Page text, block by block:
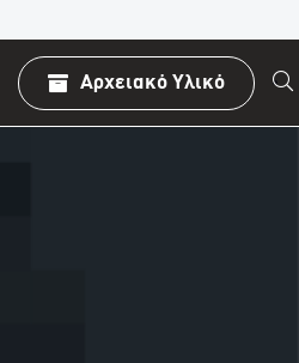
Αρχειακό Υλικό